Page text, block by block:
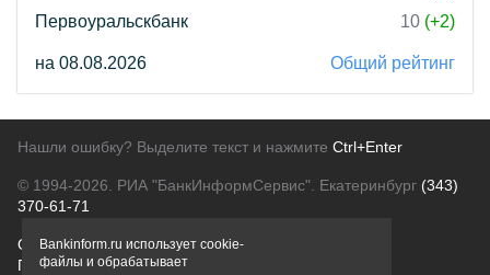
Первоуральскбанк
10 (+2)
на 08.08.2026 Общий рейтинг
Нашли ошибку? Выделите текст и нажмите Ctrl+Enter
© 1994-2026. РИА "БанкИнформСервис". Екатеринбург (343)
370-61-71
О проектеПолитика конфиденциальности
Правовая информацияДля рекламодателей
Bankinform.ru использует cookie-
файлы и обрабатывает